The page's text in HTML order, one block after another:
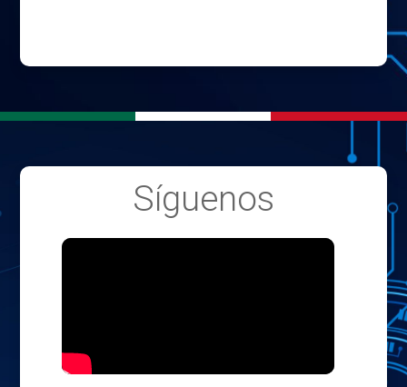
Síguenos